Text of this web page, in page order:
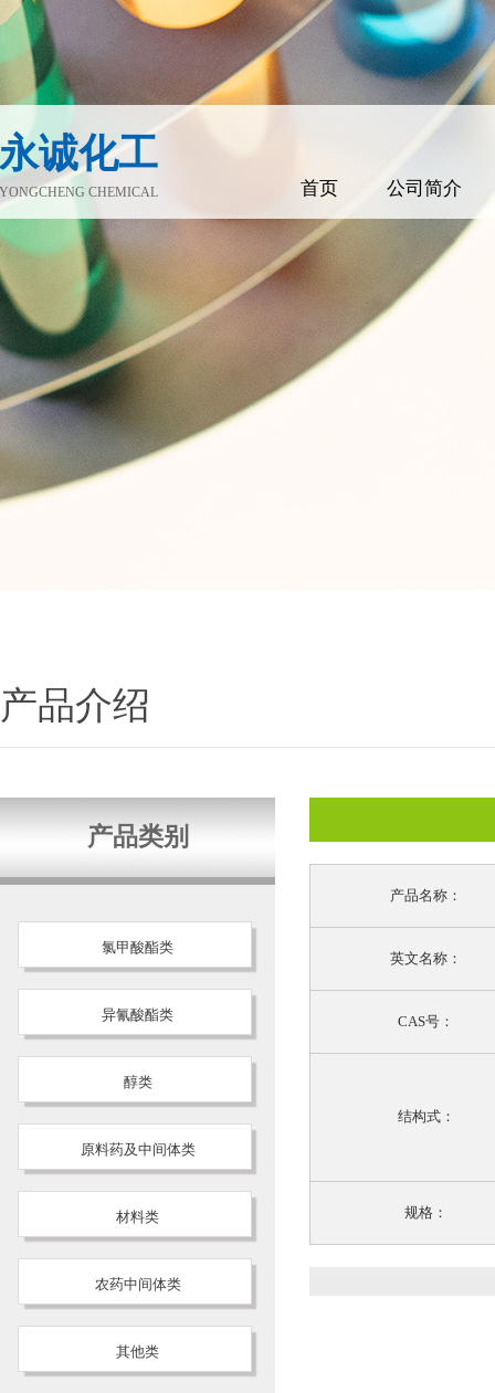
永诚化工
YONGCHENG CHEMICAL 首页 公司简介
产品介绍
产品类别
氯甲酸酯类
异氰酸酯类
醇类
原料药及中间体类
材料类
农药中间体类
其他类
产品名称：
英文名称：
CAS号：
结构式：
规格：